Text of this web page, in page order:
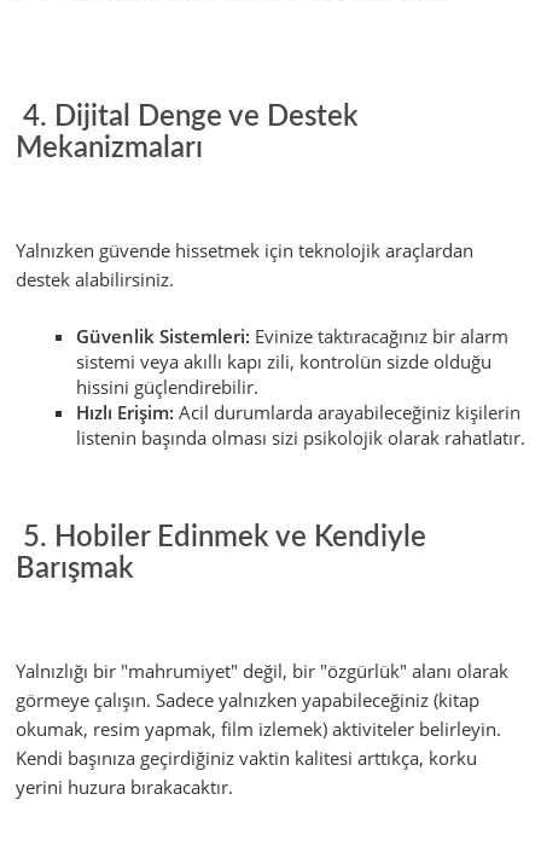
4. Dijital Denge ve Destek
Mekanizmaları
Yalnızken güvende hissetmek için teknolojik araçlardan
destek alabilirsiniz.
Güvenlik Sistemleri: Evinize taktıracağınız bir alarm
sistemi veya akıllı kapı zili, kontrolün sizde olduğu
hissini güçlendirebilir.
Hızlı Erişim: Acil durumlarda arayabileceğiniz kişilerin
listenin başında olması sizi psikolojik olarak rahatlatır.
5. Hobiler Edinmek ve Kendiyle
Barışmak
Yalnızlığı bir "mahrumiyet" değil, bir "özgürlük" alanı olarak
görmeye çalışın. Sadece yalnızken yapabileceğiniz (kitap
okumak, resim yapmak, film izlemek) aktiviteler belirleyin.
Kendi başınıza geçirdiğiniz vaktin kalitesi arttıkça, korku
yerini huzura bırakacaktır.